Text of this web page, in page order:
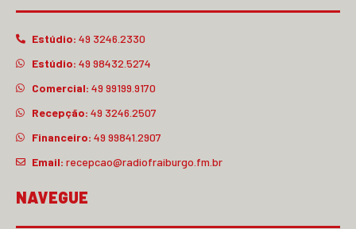
Estúdio: 49 3246.2330
Estúdio: 49 98432.5274
Comercial: 49 99199.9170
Recepção: 49 3246.2507
Financeiro: 49 99841.2907
Email: recepcao@radiofraiburgo.fm.br
NAVEGUE